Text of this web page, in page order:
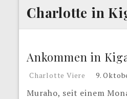
Charlotte in
Ankommen in
Charlotte Viere 9.
Muraho, seit einem